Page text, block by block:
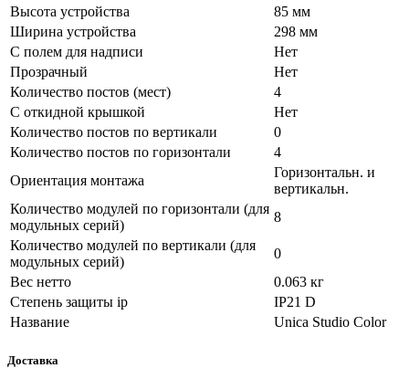
Высота устройства
85 мм
Ширина устройства
298 мм
С полем для надписи
Нет
Прозрачный
Нет
Количество постов (мест)
4
С откидной крышкой
Нет
Количество постов по вертикали
0
Количество постов по горизонтали
4
Ориентация монтажа
Горизонтальн. и
вертикальн.
Количество модулей по горизонтали (для
модульных серий)
8
Количество модулей по вертикали (для
модульных серий)
0
Вес нетто
0.063 кг
Степень защиты ip
IP21 D
Название
Unica Studio Color
Доставка